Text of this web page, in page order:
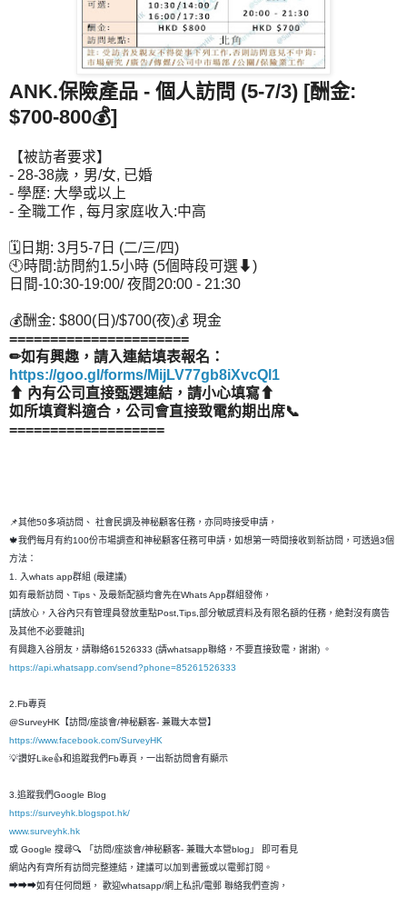
ANK.保險產品 - 個人訪問 (5-7/3) [酬金:
$700-800💰]
【被訪者要求】
- 28-38歲，男/女, 已婚
- 學歷: 大學或以上
- 全職工作 , 每月家庭收入:中高
🗓日期: 3月5-7日 (二/三/四)
🕙時間:訪問約1.5小時 (5個時段可選⬇)
日間-10:30-19:00/ 夜間20:00 - 21:30
💰酬金: $800(日)/$700(夜)💰 現金
======================
✏如有興趣，請入連結填表報名：
https://goo.gl/forms/MijLV77gb8iXvcQl1
⬆ 內有公司直接甄選連結，請小心填寫⬆
如所填資料適合，公司會直接致電約期出席📞
===================
📌其他50多項訪問、 社會民調及神秘顧客任務，亦同時接受申請，
🍁我們每月有約100份市場調查和神秘顧客任務可申請，如想第一時間接收到新訪問，可透過3個
方法：
1. 入whats app群組 (最建議)
如有最新訪問、Tips、及最新配額均會先在Whats App群組發佈，
[請放心，入谷內只有管理員發放重點Post,Tips,部分敏感資料及有限名額的任務，絶對沒有廣告
及其他不必要雜訊]
有興趣入谷朋友，請聯絡61526333 (請whatsapp聯絡，不要直接致電，謝謝) 。
https://api.whatsapp.com/send?phone=85261526333
2.Fb專頁
@SurveyHK【訪問/座談會/神秘顧客- 兼職大本營】
https://www.facebook.com/SurveyHK
💡讚好Like👍和追蹤我們Fb專頁，一出新訪問會有顯示
3.追蹤我們Google Blog
https://surveyhk.blogspot.hk/
www.surveyhk.hk
或 Google 搜尋🔍 「訪問/座談會/神秘顧客- 兼職大本營blog」 即可看見
網站內有齊所有訪問完整連結，建議可以加到書籤或以電郵訂閱。
➡➡➡如有任何問題， 歡迎whatsapp/網上私訊/電郵 聯絡我們查詢，